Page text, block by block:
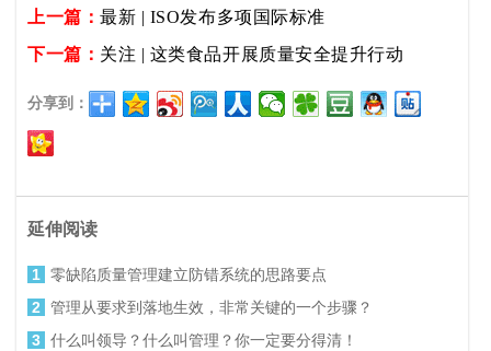
上一篇：最新 | ISO发布多项国际标准
下一篇： 关注 | 这类食品开展质量安全提升行动
分享到：
延伸阅读
1 零缺陷质量管理建立防错系统的思路要点
2
管理从要求到落地生效，非常关键的一个步骤？
3 什么叫领导？什么叫管理？你一定要分得清！